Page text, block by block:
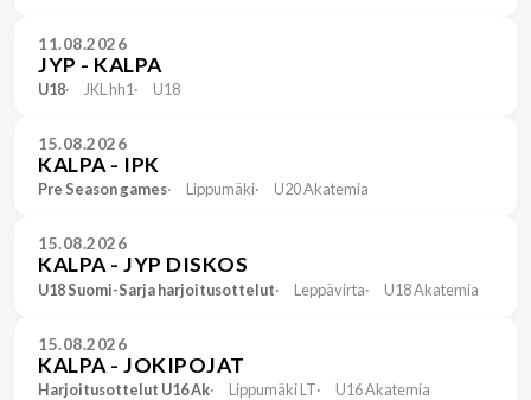
11.08.2026
JYP - KALPA
U18 JKL hh1 U18
15.08.2026
KALPA - IPK
Pre Season games Lippumäki U20 Akatemia
15.08.2026
KALPA - JYP DISKOS
U18 Suomi-Sarja harjoitusottelut Leppävirta U18 Akatemia
15.08.2026
KALPA - JOKIPOJAT
Harjoitusottelut U16 Ak Lippumäki LT U16 Akatemia